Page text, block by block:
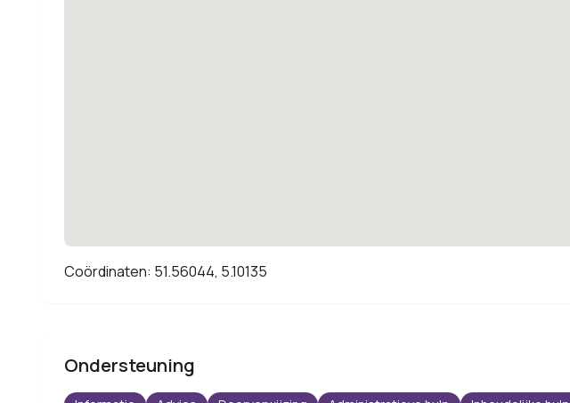
Coördinaten: 51.56044, 5.10135
Ondersteuning